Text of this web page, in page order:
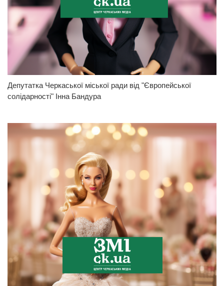
Депутатка Черкаської міської ради від "Європейської
солідарності" Інна Бандура